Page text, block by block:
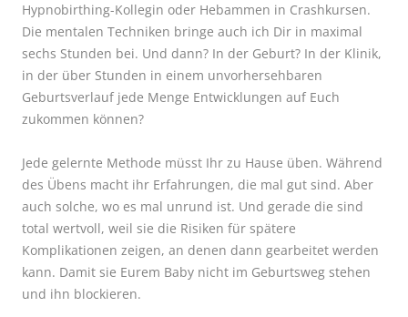
Hypnobirthing-Kollegin oder Hebammen in Crashkursen.
Die mentalen Techniken bringe auch ich Dir in maximal
sechs Stunden bei. Und dann? In der Geburt? In der Klinik,
in der über Stunden in einem unvorhersehbaren
Geburtsverlauf jede Menge Entwicklungen auf Euch
zukommen können?
Jede gelernte Methode müsst Ihr zu Hause üben. Während
des Übens macht ihr Erfahrungen, die mal gut sind. Aber
auch solche, wo es mal unrund ist. Und gerade die sind
total wertvoll, weil sie die Risiken für spätere
Komplikationen zeigen, an denen dann gearbeitet werden
kann. Damit sie Eurem Baby nicht im Geburtsweg stehen
und ihn blockieren.